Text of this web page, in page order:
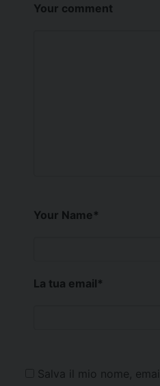
Your comment
Your Name*
La tua email*
Salva il mio nome,